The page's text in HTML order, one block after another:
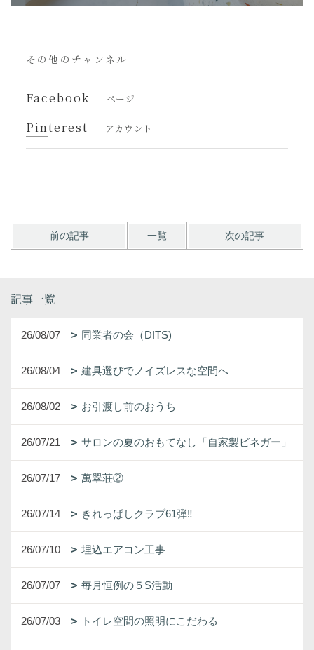
その他のチャンネル
Facebook ページ
Pinterest アカウント
前の記事 一覧 次の記事
記事一覧
26/08/07 同業者の会（DITS)
26/08/04 建具選びでノイズレスな空間へ
26/08/02 お引渡し前のおうち
26/07/21 サロンの夏のおもてなし「自家製ビネガー」
26/07/17 萬翠荘②
26/07/14 きれっぱしクラブ61弾‼
26/07/10 埋込エアコン工事
26/07/07 毎月恒例の５S活動
26/07/03 トイレ空間の照明にこだわる